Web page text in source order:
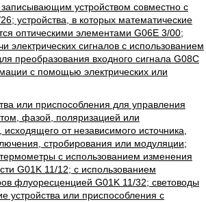
устройством совместно с
устройства, в которых математические
оптическими элементами G06E 3/00;
электрических сигналов с использованием
преобразования входного сигнала G08C
с помощью электрических или
или приспособления для управления
фазой, поляризацией или
от независимого источника,
стробирования или модуляции;
с использованием изменения
G01K 11/12; с использованием
флуоресценцией G01K 11/32; световоды
устройства или приспособления с